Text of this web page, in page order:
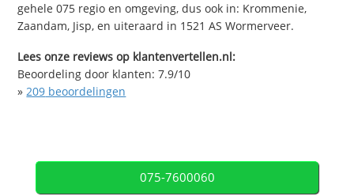
gehele 075 regio en omgeving, dus ook in: Krommenie,
Zaandam, Jisp, en uiteraard in 1521 AS Wormerveer.
Lees onze reviews op klantenvertellen.nl:
Beoordeling door klanten:7.9/10
»209 beoordelingen
075-7600060